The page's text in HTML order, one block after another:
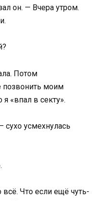
он. — Вчера утром.
Потом
позвонить моим
«впал в секту».
усмехнулась
Что если ещё чуть-